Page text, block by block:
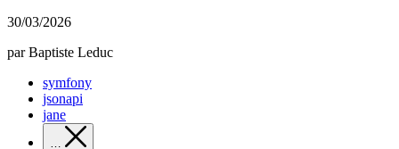
30/03/2026
par Baptiste Leduc
symfony
jsonapi
jane